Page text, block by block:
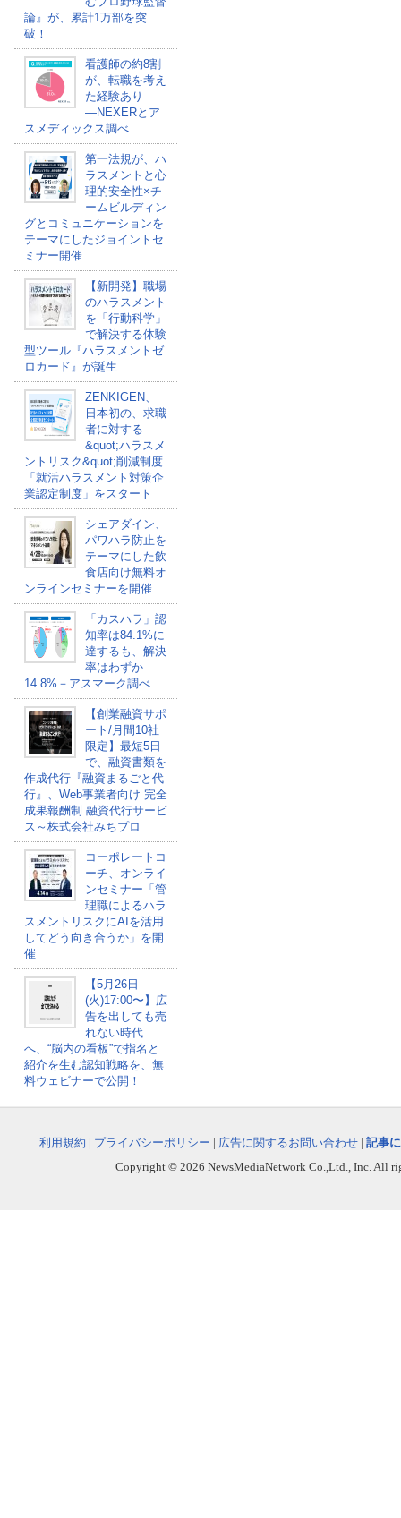
論』が、累計1万部を突
破！
看護師の約8割
が、転職を考え
た経験あり
―NEXERとア
スメディックス調べ
第一法規が、ハ
ラスメントと心
理的安全性×チ
ームビルディン
グとコミュニケーションを
テーマにしたジョイントセ
ミナー開催
【新開発】職場
のハラスメント
を「行動科学」
で解決する体験
型ツール『ハラスメントゼ
ロカード』が誕生
ZENKIGEN、
日本初の、求職
者に対する
&quot;ハラスメ
ントリスク&quot;削減制度
「就活ハラスメント対策企
業認定制度」をスタート
シェアダイン、
パワハラ防止を
テーマにした飲
食店向け無料オ
ンラインセミナーを開催
「カスハラ」認
知率は84.1%に
達するも、解決
率はわずか
14.8%－アスマーク調べ
【創業融資サポ
ート/月間10社
限定】最短5日
で、融資書類を
作成代行『融資まるごと代
行』、Web事業者向け 完全
成果報酬制 融資代行サービ
ス～株式会社みちプロ
コーポレートコ
ーチ、オンライ
ンセミナー「管
理職によるハラ
スメントリスクにAIを活用
してどう向き合うか」を開
催
【5月26日
(火)17:00〜】広
告を出しても売
れない時代
へ、“脳内の看板”で指名と
紹介を生む認知戦略を、無
料ウェビナーで公開！
利用規約 | プライバシーポリシー | 広告に関するお問い合わせ | 記事
Copyright © 2026 NewsMediaNetwork Co.,Ltd., Inc. All